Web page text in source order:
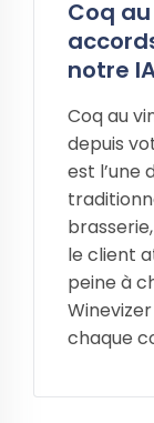
Coq
notre
Coq au
depuis
est l’une
le client
peine à
chaque